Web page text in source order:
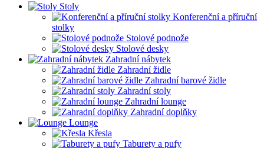
Stoly
Konferenční a příruční
stolky
Stolové podnože
Stolové desky
Zahradní nábytek
Zahradní židle
Zahradní barové židle
Zahradní stoly
Zahradní lounge
Zahradní doplňky
Lounge
Křesla
Taburety a pufy